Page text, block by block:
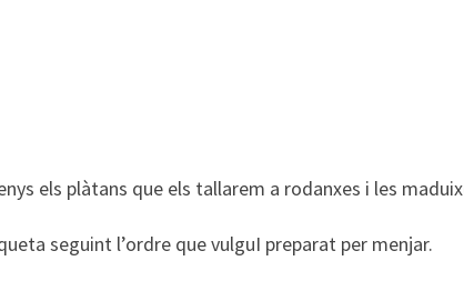
els plàtans que els tallarem a rodanxes i les
seguint l’ordre que vulguI preparat per menjar.